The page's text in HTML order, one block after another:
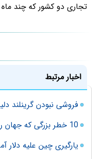
تجاری دو کشور که چند
اخبار مرتبط
فروشی نبودن گرینلند
10 خطر بزرگی که جهان را در سال 2018 تهدید می‌کند
یارگیری چین علیه دلار